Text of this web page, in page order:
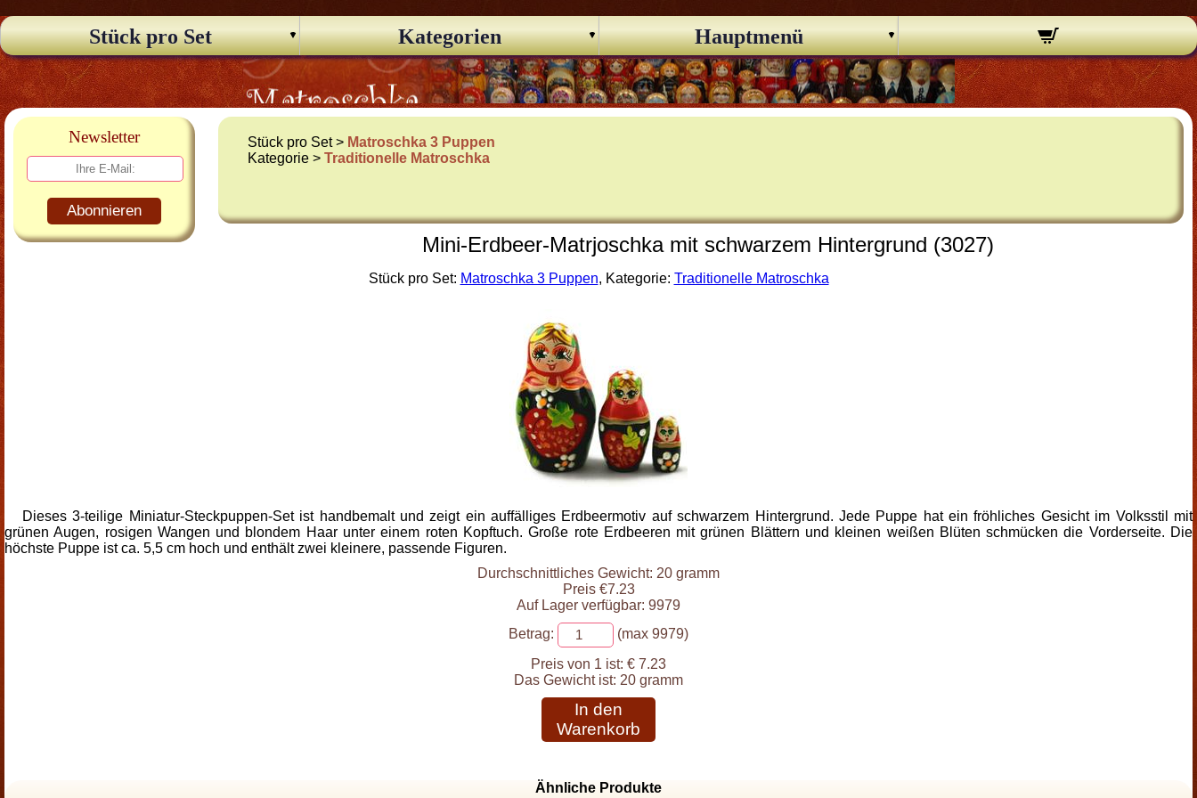
Stück pro Set Kategorien Hauptmenü
Newsletter
Abonnieren
Stück pro Set > Matroschka 3 Puppen
Kategorie >Traditionelle Matroschka
Mini-Erdbeer-Matrjoschka mit schwarzem Hintergrund (3027)
Stück pro Set: Matroschka 3 Puppen, Kategorie: Traditionelle Matroschka
Dieses 3-teilige Miniatur-Steckpuppen-Set ist handbemalt und zeigt ein auffälliges Erdbeermotiv auf schwarzem Hintergrund. Jede Puppe hat ein fröhliches Gesicht im Volksstil mit
grünen Augen, rosigen Wangen und blondem Haar unter einem roten Kopftuch. Große rote Erdbeeren mit grünen Blättern und kleinen weißen Blüten schmücken die Vorderseite. Die
höchste Puppe ist ca. 5,5 cm hoch und enthält zwei kleinere, passende Figuren.
Durchschnittliches Gewicht: 20 gramm
Preis €7.23
Auf Lager verfügbar: 9979
Betrag:
(max 9979)
Preis von 1 ist: € 7.23
Das Gewicht ist: 20 gramm
In den
Warenkorb
Ähnliche Produkte